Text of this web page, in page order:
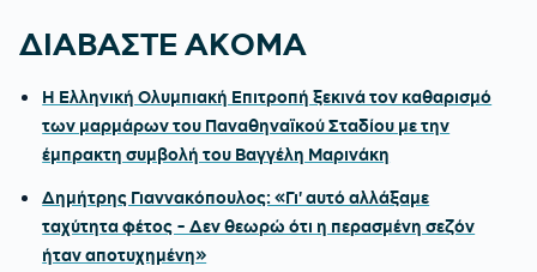
ΔΙΑΒΑΣΤΕ ΑΚΟΜΑ
Η Ελληνική Ολυμπιακή Επιτροπή ξεκινά τον καθαρισμό
των μαρμάρων του Παναθηναϊκού Σταδίου με την
έμπρακτη συμβολή του Βαγγέλη Μαρινάκη
Δημήτρης Γιαννακόπουλος: «Γι' αυτό αλλάξαμε
ταχύτητα φέτος - Δεν θεωρώ ότι η περασμένη σεζόν
ήταν αποτυχημένη»